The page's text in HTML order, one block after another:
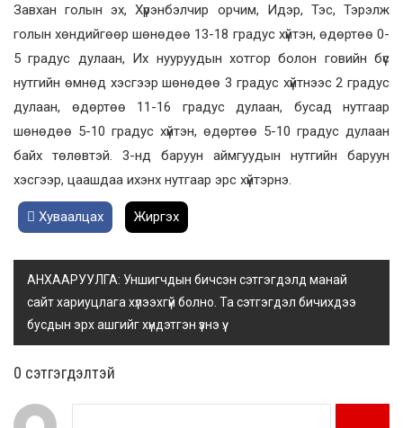
Завхан голын эх, Хүрэнбэлчир орчим, Идэр, Тэс, Тэрэлж
голын хөндийгөөр шөнөдөө 13-18 градус хүйтэн, өдөртөө 0-
5 градус дулаан, Их нууруудын хотгор болон говийн бүс
нутгийн өмнөд хэсгээр шөнөдөө 3 градус хүйтнээс 2 градус
дулаан, өдөртөө 11-16 градус дулаан, бусад нутгаар
шөнөдөө 5-10 градус хүйтэн, өдөртөө 5-10 градус дулаан
байх төлөвтэй. 3-нд баруун аймгуудын нутгийн баруун
хэсгээр, цаашдаа ихэнх нутгаар эрс хүйтэрнэ.
Хуваалцах Жиргэх
АНХААРУУЛГА: Уншигчдын бичсэн сэтгэгдэлд манай
сайт хариуцлага хүлээхгүй болно. Та сэтгэгдэл бичихдээ
бусдын эрх ашгийг хүндэтгэн үзнэ үү.
0 cэтгэгдэлтэй